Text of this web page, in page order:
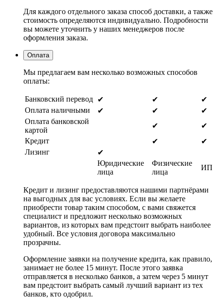
Для каждого отдельного заказа способ доставки, а также
стоимость определяются индивидуально. Подробности
вы можете уточнить у наших менеджеров после
оформления заказа.
Оплата
Мы предлагаем вам несколько возможных способов
оплаты:
Банковский перевод ✔ ✔
✔
Оплата наличными
✔ ✔
✔
Оплата банковской
картой
✔
✔
Кредит
✔
✔
Лизинг
✔
Юридические
лица
Физические
лица
ИП
Кредит и лизинг предоставляются нашими партнёрами
на выгодных для вас условиях. Если вы желаете
приобрести товар таким способом, с вами свяжется
специалист и предложит несколько возможных
вариантов, из которых вам предстоит выбрать наиболее
удобный. Все условия договора максимально
прозрачны.
Оформление заявки на получение кредита, как правило,
занимает не более 15 минут. После этого заявка
отправляется в несколько банков, а затем через 5 минут
вам предстоит выбрать самый лучший вариант из тех
банков, кто одобрил.